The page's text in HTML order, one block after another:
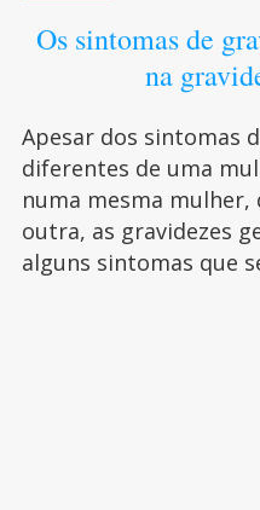
Os sintomas de
na
Apesar dos sintomas
diferentes de uma
numa mesma mulher,
outra, as gravidezes
alguns sintomas que